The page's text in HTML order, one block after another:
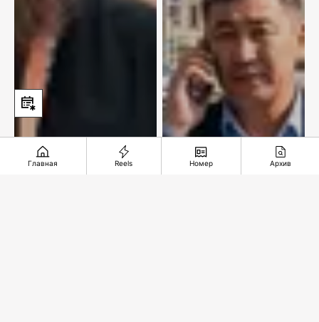
Главная Reels Номер Архив